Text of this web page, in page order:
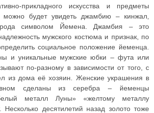
прикладного искусства и предметы
будет увидеть джамбию – кинжал,
рода символом Йемена. Джамбия – это
мужского костюма и признак, по
социальное положение йеменца.
и уникальные мужские юбки – фута или
по-разному в зависимости от того, с
из дома её хозяин. Женские украшения в
сделаны из серебра – йеменцы
металл Луны» «желтому металлу
десятилетий назад золото тоже